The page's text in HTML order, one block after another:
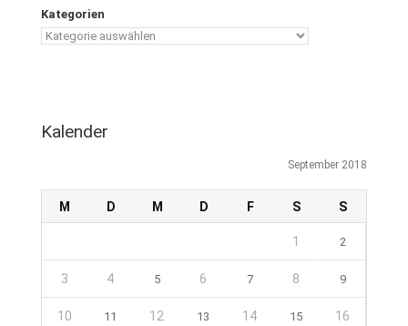
Kategorien
Kalender
September 2018
M D M D F S S
1 2
3 4 5 6 7 8 9
10 11 12 13 14 15 16